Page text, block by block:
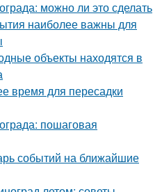
можно ли это сделать
наиболее важны для
объекты находятся в
время для пересадки
пошаговая
событий на ближайшие